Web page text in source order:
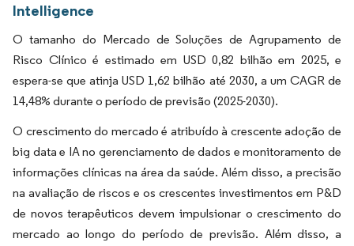
Intelligence
O tamanho do Mercado de Soluções de Agrupamento de
Risco Clínico é estimado em USD 0,82 bilhão em 2025, e
espera-se que atinja USD 1,62 bilhão até 2030, a um CAGR de
14,48% durante o período de previsão (2025-2030).
O crescimento do mercado é atribuído à crescente adoção de
big data e IA no gerenciamento de dados e monitoramento de
informações clínicas na área da saúde. Além disso, a precisão
na avaliação de riscos e os crescentes investimentos em P&D
de novos terapêuticos devem impulsionar o crescimento do
mercado ao longo do período de previsão. Além disso, a